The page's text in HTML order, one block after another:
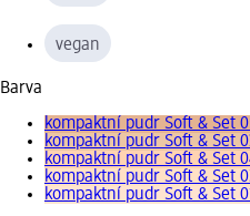
vegan
Barva
kompaktní pudr Soft & Set
kompaktní pudr Soft & Set
kompaktní pudr Soft & Set
kompaktní pudr Soft & Set
kompaktní pudr Soft & Set